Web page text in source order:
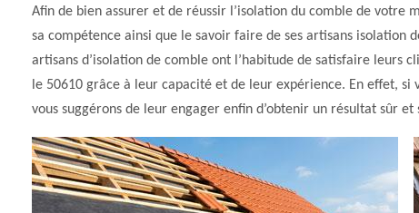
Afin de bien assurer et de réussir l’isolation du comble de
sa compétence ainsi que le savoir faire de ses artisans isolation
artisans d’isolation de comble ont l’habitude de satisfaire leurs
le 50610 grâce à leur capacité et de leur expérience. En effet,
vous suggérons de leur engager enfin d’obtenir un résultat sûr et